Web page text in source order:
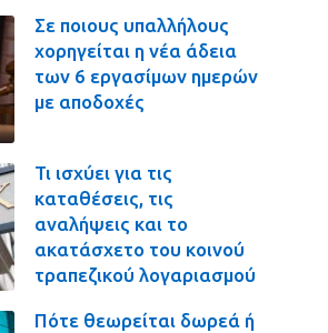
Σε ποιους υπαλλήλους
χορηγείται η νέα άδεια
των 6 εργασίμων ημερών
με αποδοχές
Τι ισχύει για τις
καταθέσεις, τις
αναλήψεις και το
ακατάσχετο του κοινού
τραπεζικού λογαριασμού
Πότε θεωρείται δωρεά ή